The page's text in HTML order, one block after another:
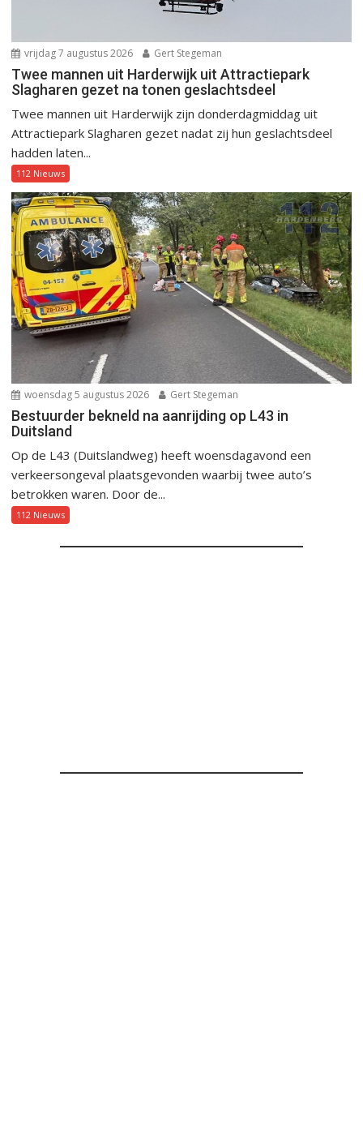
vrijdag 7 augustus 2026 Gert Stegeman
Twee mannen uit Harderwijk uit Attractiepark
Slagharen gezet na tonen geslachtsdeel
Twee mannen uit Harderwijk zijn donderdagmiddag uit
Attractiepark Slagharen gezet nadat zij hun geslachtsdeel
hadden laten...
112 Nieuws
woensdag 5 augustus 2026 Gert Stegeman
Bestuurder bekneld na aanrijding op L43 in
Duitsland
Op de L43 (Duitslandweg) heeft woensdagavond een
verkeersongeval plaatsgevonden waarbij twee auto’s
betrokken waren. Door de...
112 Nieuws